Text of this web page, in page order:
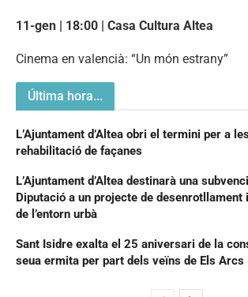
11-gen | 18:00 | Casa Cultura Altea
Cinema en valencià: “Un món estrany”
Última hora...
L’Ajuntament d’Altea obri el termini per a
rehabilitació de façanes
L’Ajuntament d’Altea destinarà una
Diputació a un projecte de
de l’entorn urbà
Sant Isidre exalta el 25 aniversari de la
seua ermita per part dels veïns de Els Arcs